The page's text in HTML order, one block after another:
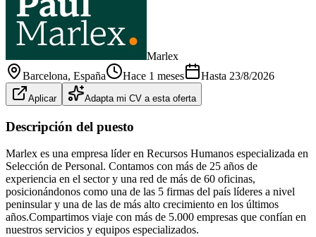
Marlex
Barcelona, España Hace 1 meses Hasta 23/8/2026
Aplicar Adapta mi CV a esta oferta
Descripción del puesto
Marlex es una empresa líder en Recursos Humanos especializada en
Selección de Personal. Contamos con más de 25 años de
experiencia en el sector y una red de más de 60 oficinas,
posicionándonos como una de las 5 firmas del país líderes a nivel
peninsular y una de las de más alto crecimiento en los últimos
años.Compartimos viaje con más de 5.000 empresas que confían en
nuestros servicios y equipos especializados.